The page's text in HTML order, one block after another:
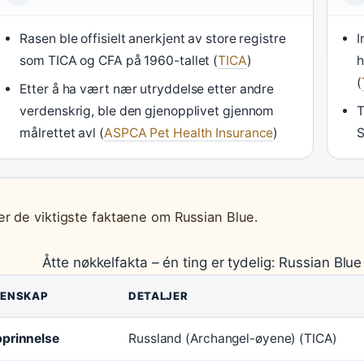
Rasen ble offisielt anerkjent av store registre
som TICA og CFA på 1960-tallet (TICA)
Etter å ha vært nær utryddelse etter andre
verdenskrig, ble den gjenopplivet gjennom
målrettet avl (ASPCA Pet Health Insurance)
(
de viktigste faktaene om Russian Blue.
Åtte nøkkelfakta – én ting er tydelig: Russian
DETALJER
Russland (Archangel-øyene) (TICA)